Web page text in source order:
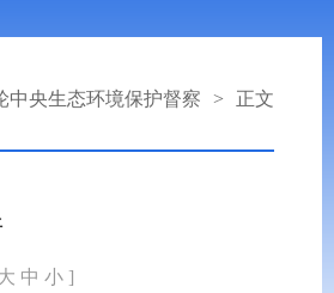
中央生态环境保护督察 > 正文
中 小 ]